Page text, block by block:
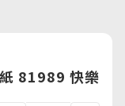
81989 快樂